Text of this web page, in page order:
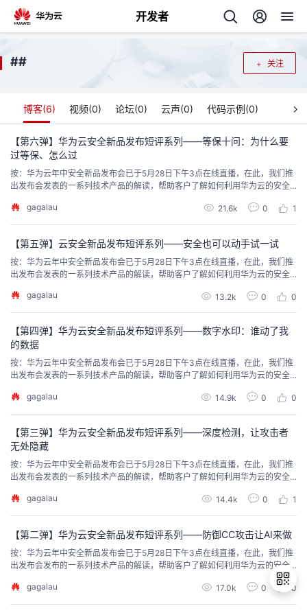
开发者
回
个
页
开
发
者
我
的
博
客
我
的
论
坛
我
的
圈
子
我
的
直
播
我
的
活
动
我
的
关
我
关注
##
博客(6) 视频(0) 论坛(0) 云声(0) 代码示例(0)
【第六弹】华为云安全新品发布短评系列——等保十问：为什么要
过等保、怎么过
按：华为云年中安全新品发布会已于5月28日下午3点在线直播，在此，我们推
出发布会发表的一系列技术产品的解读，帮助客户了解如何利用华为云的安全
请点击文末链接。 华为云年中安全新品发布会上，华为云将发布《华为云等保
2.0白皮书》，分享在云计算环境下等保条款的解读和最佳实践。目前，华为云
gagalau 21.6k 0 1
【第五弹】云安全新品发布短评系列——安全也可以动手试一试
按：华为云年中安全新品发布会已于5月28日下午3点在线直播，在此，我们推
出发布会发表的一系列技术产品的解读，帮助客户了解如何利用华为云的安全
请点击文末链接。 什么是安全靶场？它是安全技术学习、验证、试验的仿真安
全平台。因安全的专业性和复杂性，降低其学习和使用门槛是必要的，安全靶
gagalau 13.2k 0 0
【第四弹】华为云安全新品发布短评系列——数字水印：谁动了我
的数据
按：华为云年中安全新品发布会已于5月28日下午3点在线直播，在此，我们推
出发布会发表的一系列技术产品的解读，帮助客户了解如何利用华为云的安全
请点击文末链接。 数据只有被广泛使用，才会变成有用的信息。大数据环境
下，数据的共享和交换将会创造更大的价值。与此同时，数据的共享和交换也
gagalau 14.9k 0 0
【第三弹】华为云安全新品发布短评系列——深度检测，让攻击者
无处隐藏
按：华为云年中安全新品发布会已于5月28日下午3点在线直播，在此，我们推
出发布会发表的一系列技术产品的解读，帮助客户了解如何利用华为云的安全
请点击文末链接。 “绕过”是一种常见的攻击方式。其指通过各种方式“绕开”安
全防护产品的检测，而直接攻击安全防护产品保护的内网、服务器等资源。网
gagalau 14.4k 0 1
【第二弹】华为云安全新品发布短评系列——防御CC攻击让AI来做
按：华为云年中安全新品发布会已于5月28日下午3点在线直播，在此，我们推
出发布会发布的一系列技术产品的解读，帮助客户了解如何利用华为云的安全
服务，弥补传统IT安全的不足，助力业务安全合规高效的发展。直播回放观看
请点击文末链接。 CC攻击，全名ChallengeCollapsar（为一种攻击工具的名
字），即“挑战黑洞”攻击，是分布式拒绝攻击（DDoS）的一种。攻击者通过代
gagalau 17.0k 0 0